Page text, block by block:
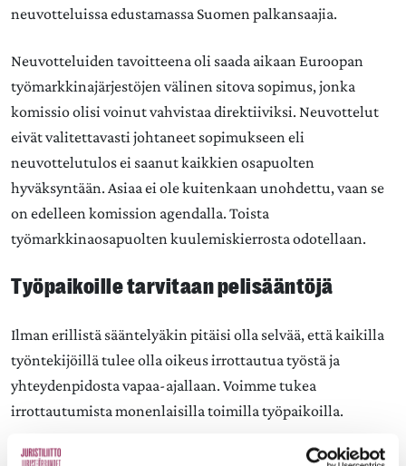
neuvotteluissa edustamassa Suomen palkansaajia.
Neuvotteluiden tavoitteena oli saada aikaan Euroopan
työmarkkinajärjestöjen välinen sitova sopimus, jonka
komissio olisi voinut vahvistaa direktiiviksi. Neuvottelut
eivät valitettavasti johtaneet sopimukseen eli
neuvottelutulos ei saanut kaikkien osapuolten
hyväksyntään. Asiaa ei ole kuitenkaan unohdettu, vaan se
on edelleen komission agendalla. Toista
työmarkkinaosapuolten kuulemiskierrosta odotellaan.
Työpaikoille tarvitaan pelisääntöjä
Ilman erillistä sääntelyäkin pitäisi olla selvää, että kaikilla
työntekijöillä tulee olla oikeus irrottautua työstä ja
yhteydenpidosta vapaa-ajallaan. Voimme tukea
irrottautumista monenlaisilla toimilla työpaikoilla.
Työnantajan tehtävä on huolehtia siitä, että